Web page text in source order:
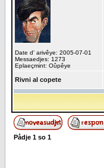
Date d' arivêye: 2005-07-01
Messaedjes: 1273
Eplaeçmint: Oûpêye
Rivni al copete
Pådje 1 so 1